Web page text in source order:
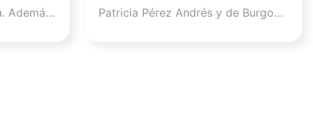
Además,
Patricia Pérez Andrés y de Burgos,